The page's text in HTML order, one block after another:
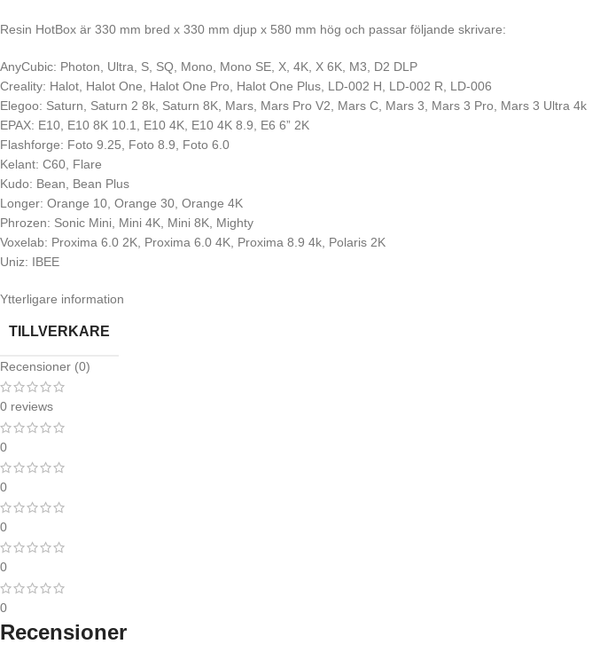
Resin HotBox är 330 mm bred x 330 mm djup x 580 mm hög och passar följande skrivare:
AnyCubic: Photon, Ultra, S, SQ, Mono, Mono SE, X, 4K, X 6K, M3, D2 DLP
Creality: Halot, Halot One, Halot One Pro, Halot One Plus, LD-002 H, LD-002 R, LD-006
Elegoo: Saturn, Saturn 2 8k, Saturn 8K, Mars, Mars Pro V2, Mars C, Mars 3, Mars 3 Pro, Mars 3 Ultra 4k
EPAX: E10, E10 8K 10.1, E10 4K, E10 4K 8.9, E6 6” 2K
Flashforge: Foto 9.25, Foto 8.9, Foto 6.0
Kelant: C60, Flare
Kudo: Bean, Bean Plus
Longer: Orange 10, Orange 30, Orange 4K
Phrozen: Sonic Mini, Mini 4K, Mini 8K, Mighty
Voxelab: Proxima 6.0 2K, Proxima 6.0 4K, Proxima 8.9 4k, Polaris 2K
Uniz: IBEE
Ytterligare information
TILLVERKARE
Recensioner (0)
0 reviews
0
0
0
0
0
Recensioner